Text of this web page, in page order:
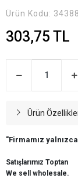
Ürün Kodu: 34388
303,75 TL
Ürün
"Firmamız
Satışlarımız Toptan
We sell wholesale.